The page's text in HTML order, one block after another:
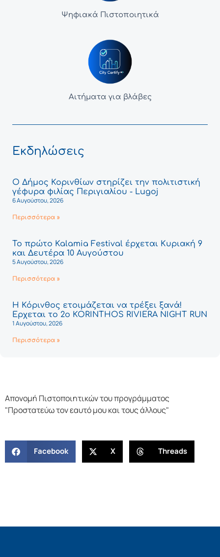
Ψηφιακά Πιστοποιητικά
Αιτήματα για βλάβες
Εκδηλώσεις
Ο Δήμος Κορινθίων στηρίζει την πολιτιστική
γέφυρα φιλίας Περιγιαλίου - Lugoj
6 Αυγούστου, 2026
Περισσότερα »
Το πρώτο Kalamia Festival έρχεται Κυριακή 9
και Δευτέρα 10 Αυγούστου
5 Αυγούστου, 2026
Περισσότερα »
Η Κόρινθος ετοιμάζεται να τρέξει ξανά!
Έρχεται το 2ο KORINTHOS RIVIERA NIGHT RUN
1 Αυγούστου, 2026
Περισσότερα »
Απονομή Πιστοποιητικών του προγράμματος
"Προστατεύω τον εαυτό μου και τους άλλους"
Facebook X Threads